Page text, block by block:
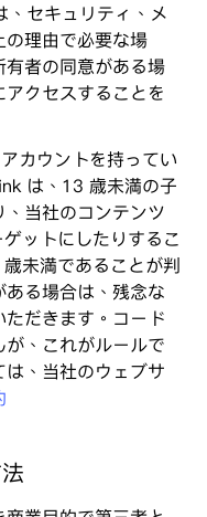
、セキュリティ、メ
の理由で必要な場
者の同意がある場
クセスすることを
カウントを持ってい
は、13 歳未満の子
当社のコンテンツ
ットにしたりするこ
未満であることが判
る場合は、残念な
だきます。コード
、これがルールで
、当社のウェブサ